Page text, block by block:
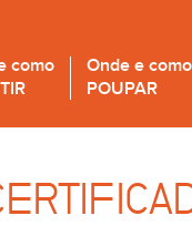
como
Onde e como
POUPAR